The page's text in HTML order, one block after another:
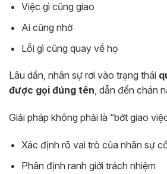
Việc gì cũng giao
Ai cũng nhờ
Lỗi gì cũng quay về họ
Lâu dần, nhân sự rơi vào trạng thái
được gọi đúng tên, dẫn đến chán
Giải pháp không phải là “bớt giao
Xác định rõ vai trò của nhân sự
Phân định ranh giới trách nhiệm